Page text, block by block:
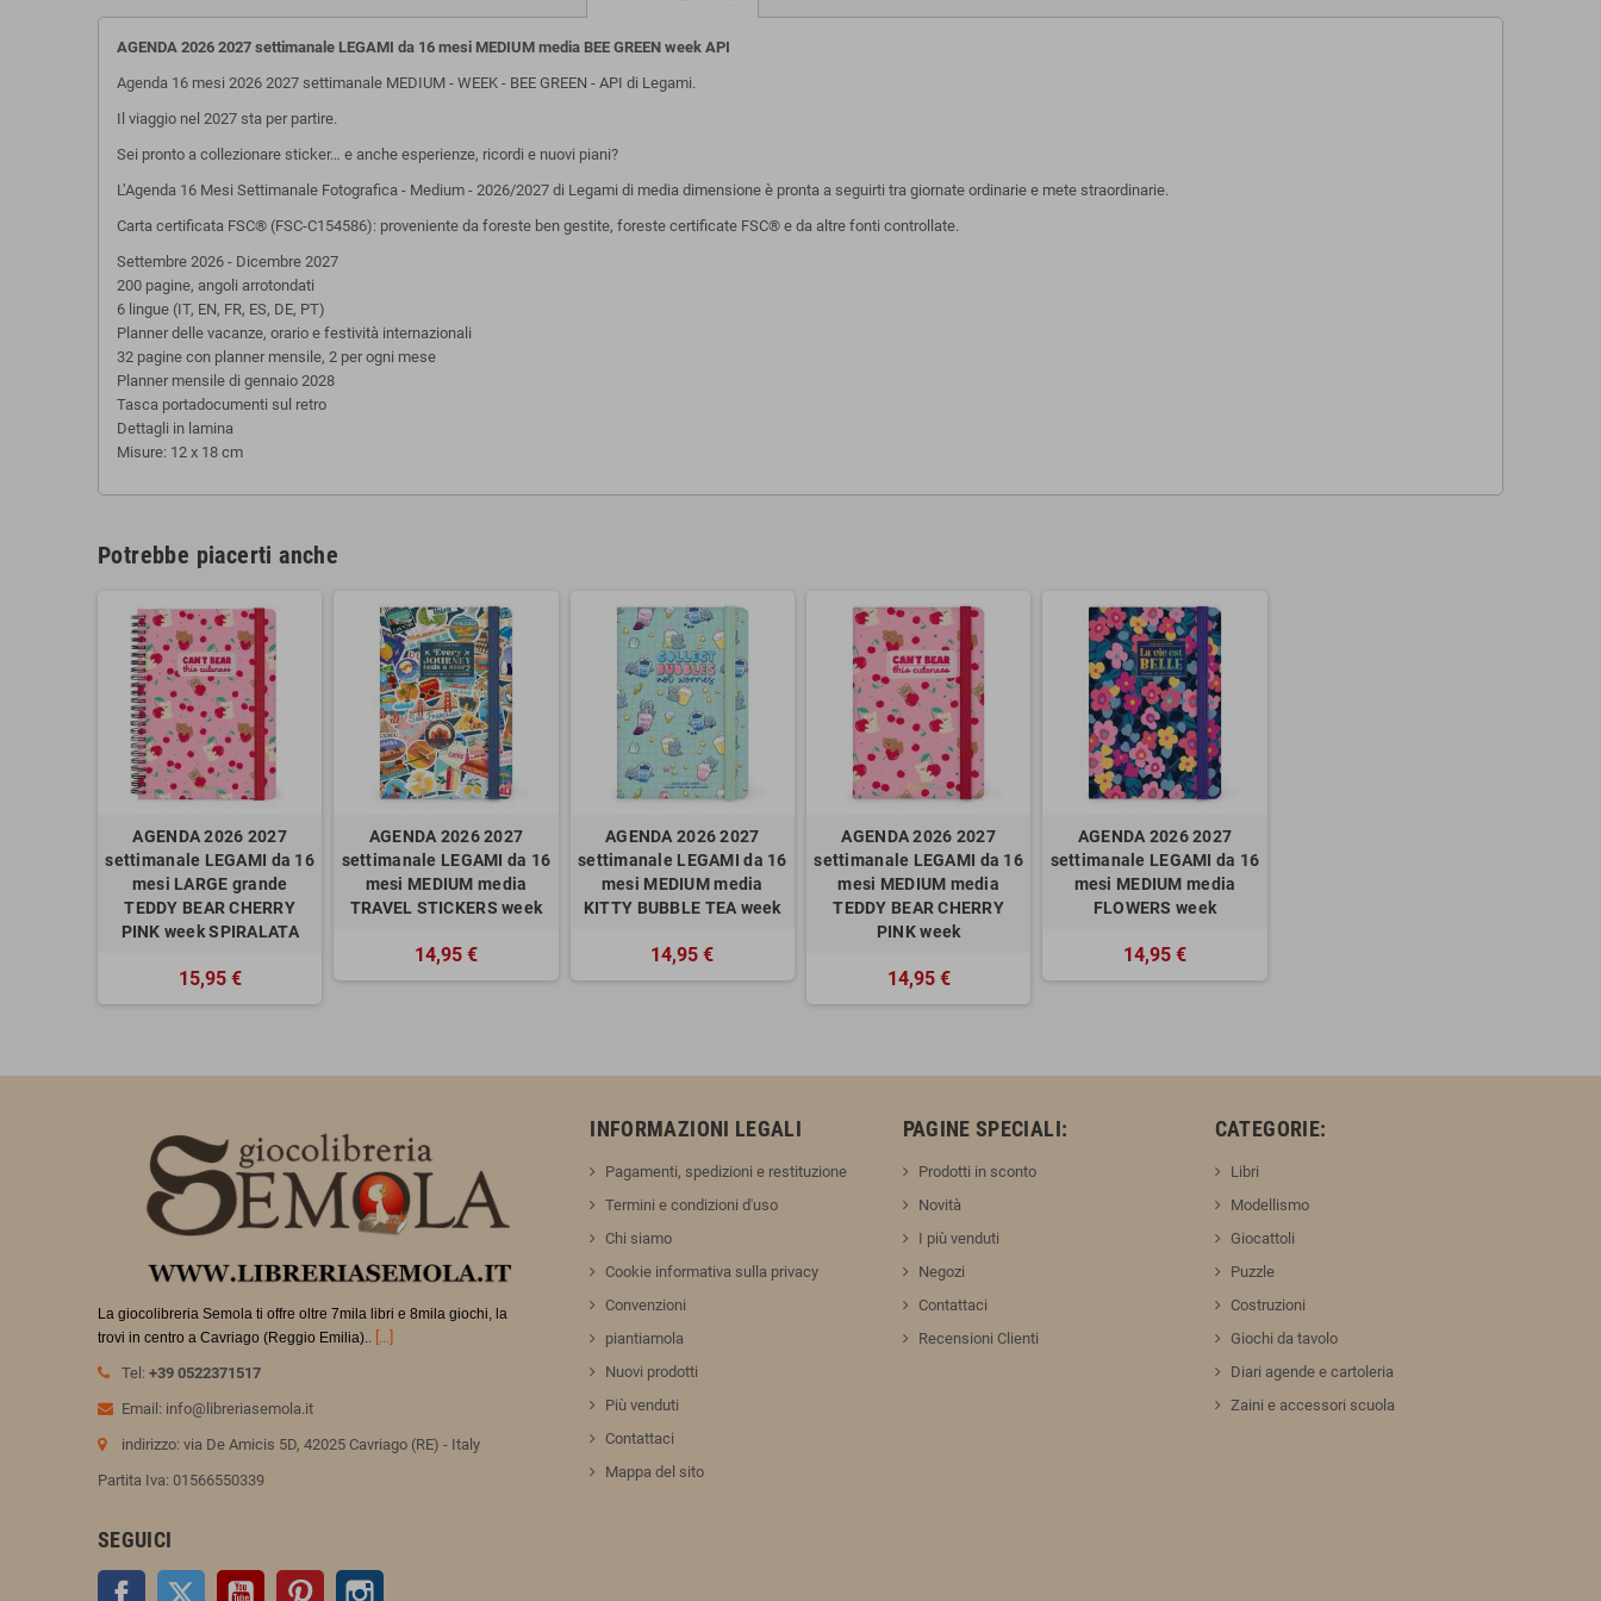
AGENDA 2026 2027 settimanale LEGAMI da 16 mesi MEDIUM media BEE GREEN week API
Agenda 16 mesi 2026 2027 settimanale MEDIUM - WEEK - BEE GREEN - API di Legami.
Il viaggio nel 2027 sta per partire.
Sei pronto a collezionare sticker… e anche esperienze, ricordi e nuovi piani?
L’Agenda 16 Mesi Settimanale Fotografica - Medium - 2026/2027 di Legami di media dimensione è pronta a seguirti tra giornate ordinarie e mete straordinarie.
Carta certificata FSC® (FSC-C154586): proveniente da foreste ben gestite, foreste certificate FSC® e da altre fonti controllate.
Settembre 2026 - Dicembre 2027
200 pagine, angoli arrotondati
6 lingue (IT, EN, FR, ES, DE, PT)
Planner delle vacanze, orario e festività internazionali
32 pagine con planner mensile, 2 per ogni mese
Planner mensile di gennaio 2028
Tasca portadocumenti sul retro
Dettagli in lamina
Misure: 12 x 18 cm
Potrebbe piacerti anche
AGENDA 2026 2027
settimanale LEGAMI da 16
mesi LARGE grande
TEDDY BEAR CHERRY
PINK week SPIRALATA
15,95 €
AGENDA 2026 2027
settimanale LEGAMI da 16
mesi MEDIUM media
TRAVEL STICKERS week
14,95 €
AGENDA 2026 2027
settimanale LEGAMI da 16
mesi MEDIUM media
KITTY BUBBLE TEA week
14,95 €
AGENDA 2026 2027
settimanale LEGAMI da 16
mesi MEDIUM media
TEDDY BEAR CHERRY
PINK week
14,95 €
AGENDA 2026 2027
settimanale LEGAMI da 16
mesi MEDIUM media
FLOWERS week
14,95 €
La giocolibreria Semola ti offre oltre 7mila libri e 8mila giochi, la
trovi in centro a Cavriago (Reggio Emilia).. [...]
Tel: +39 0522371517
Email: info@libreriasemola.it
indirizzo: via De Amicis 5D, 42025 Cavriago (RE) - Italy
Partita Iva: 01566550339
SEGUICI
Facebook Twitter YouTube Pinterest
INFORMAZIONI LEGALI
Pagamenti, spedizioni e restituzione
Termini e condizioni d'uso
Chi siamo
Cookie informativa sulla privacy
Convenzioni
piantiamola
Nuovi prodotti
Più venduti
Contattaci
Mappa del sito
PAGINE SPECIALI:
Prodotti in sconto
Novità
I più venduti
Negozi
Contattaci
Recensioni Clienti
CATEGORIE:
Libri
Modellismo
Giocattoli
Puzzle
Costruzioni
Giochi da tavolo
Diari agende e cartoleria
Zaini e accessori scuola